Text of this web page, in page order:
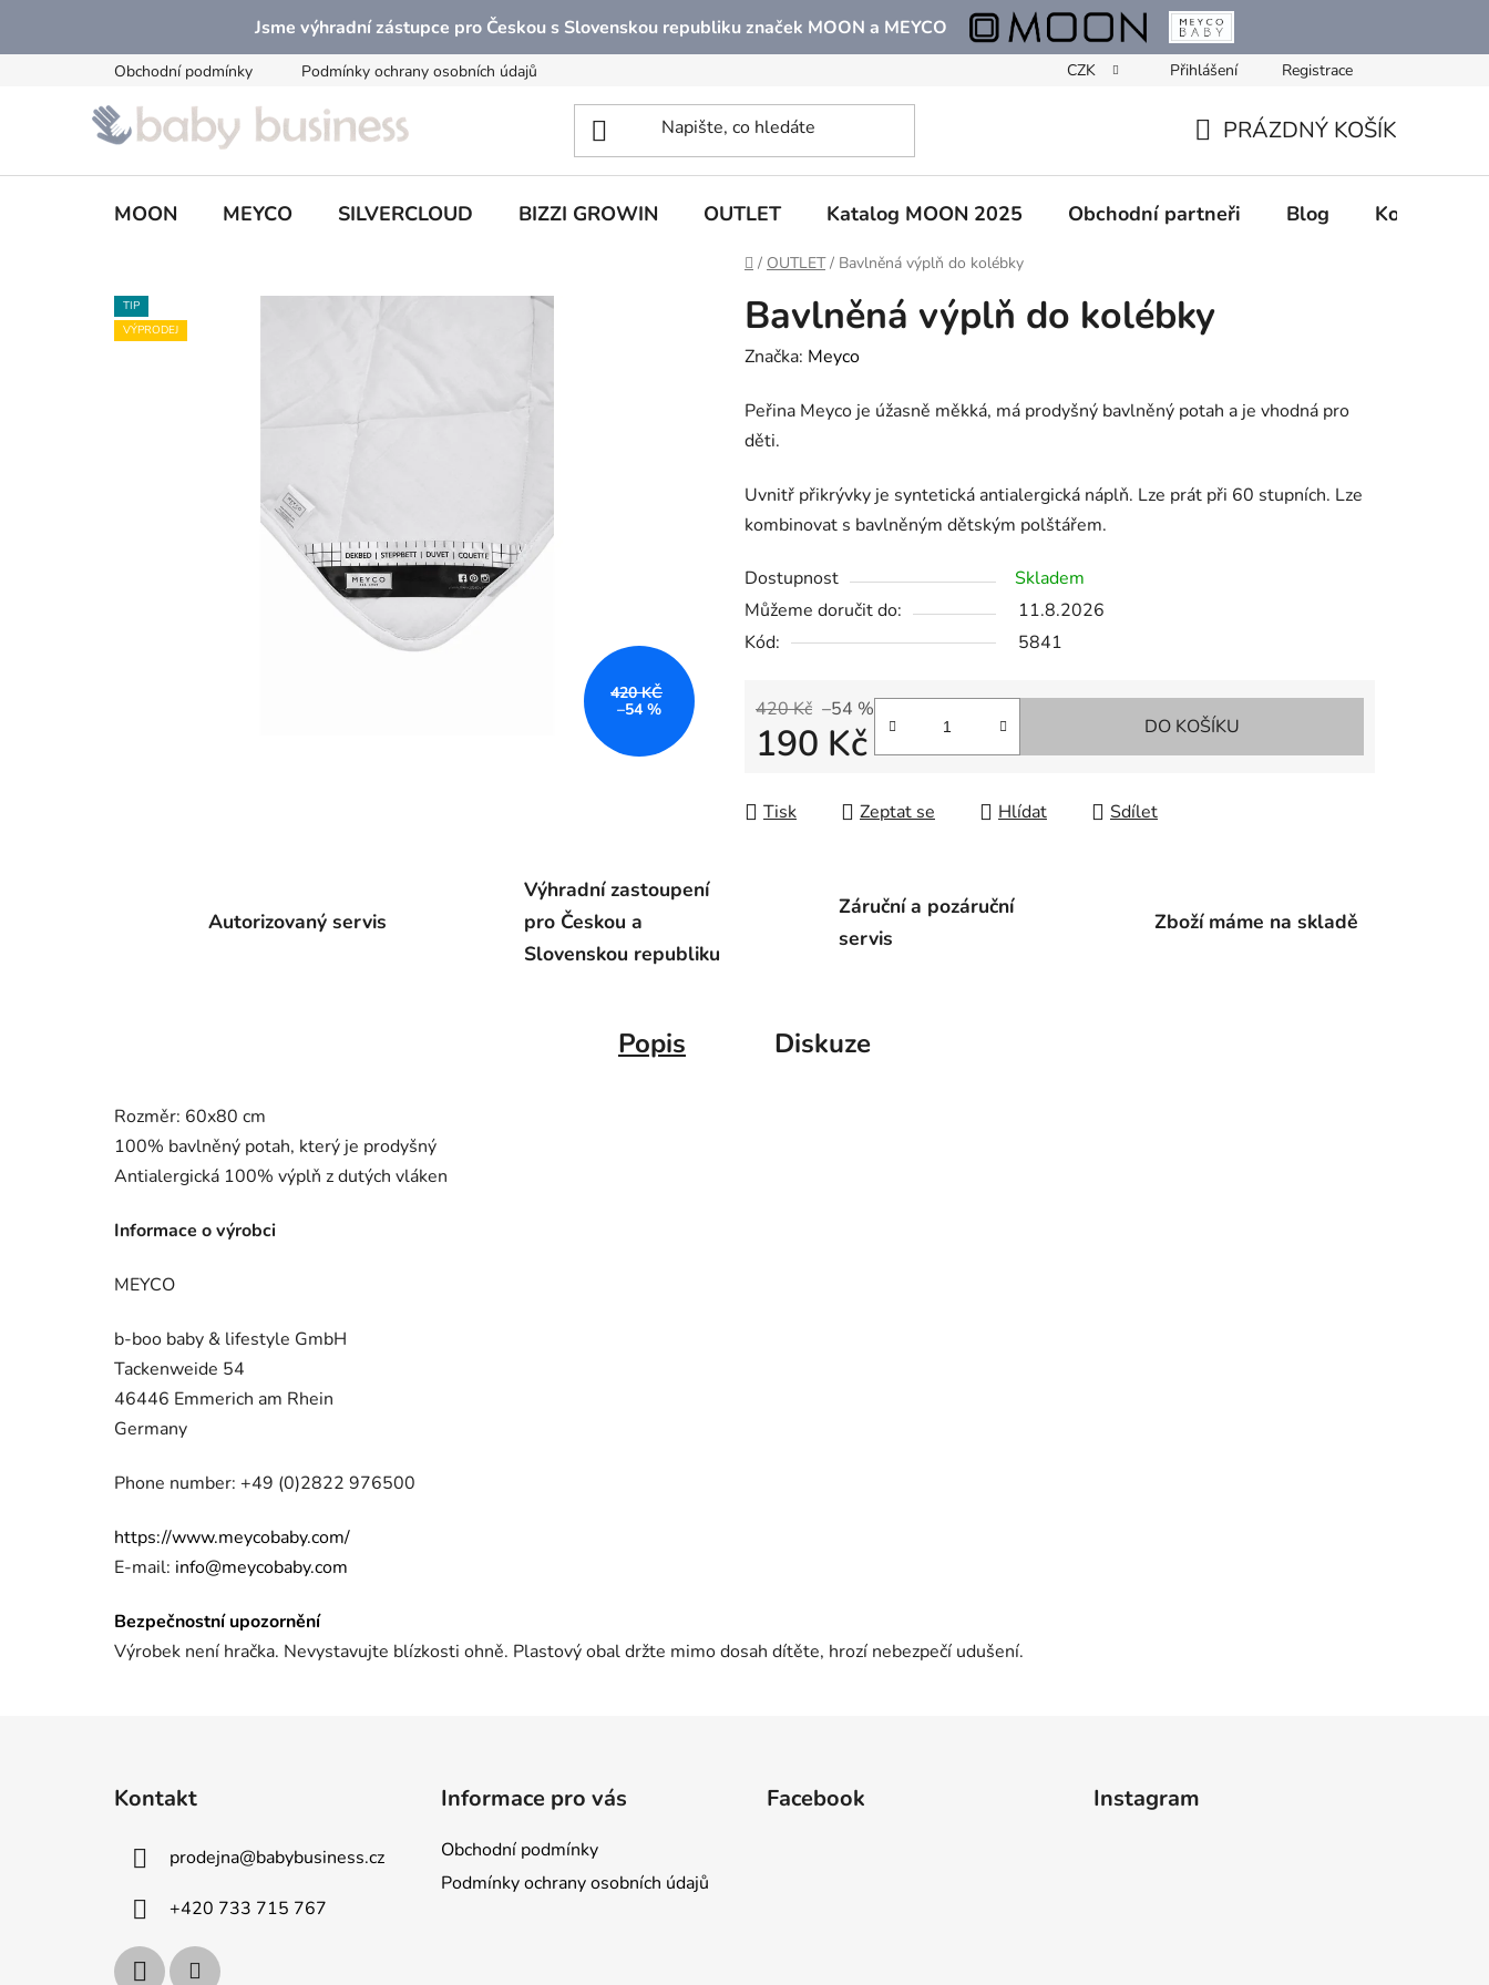
obsah
Jsme výhradní zástupce pro Českou s Slovenskou republiku značek MOON a MEYCO
Obchodní podmínky Podmínky ochrany osobních údajů CZK Přihlášení Registrace
KOŠÍK
PRÁZDNÝ KOŠÍK
MOON MEYCO SILVERCLOUD BIZZI GROWIN OUTLET Katalog MOON 2025 Obchodní partneři Blog Kontakty
Domů
/ OUTLET / Bavlněná výplň do kolébky
Bavlněná výplň do kolébky
Značka: Meyco
Peřina Meyco je úžasně měkká, má prodyšný bavlněný potah a je vhodná pro
děti.
Uvnitř přikrývky je syntetická antialergická náplň. Lze prát při 60 stupních. Lze
kombinovat s bavlněným dětským polštářem.
Dostupnost
Skladem
Můžeme doručit do:
11.8.2026
Kód:
5841
420 Kč –54 %
190 Kč DO KOŠÍKU
Tisk Zeptat se Hlídat Sdílet
TIP
VÝPRODEJ
420 KČ
–54 %
Autorizovaný servis
Výhradní zastoupení
pro Českou a
Slovenskou republiku
Záruční a pozáruční
servis
Zboží máme na skladě
Popis Diskuze
Rozměr: 60x80 cm
100% bavlněný potah, který je prodyšný
Antialergická 100% výplň z dutých vláken
Informace o výrobci
MEYCO
b-boo baby & lifestyle GmbH
Tackenweide 54
46446 Emmerich am Rhein
Germany
Phone number: +49 (0)2822 976500
https://www.meycobaby.com/
E-mail: info@meycobaby.com
Bezpečnostní upozornění
Výrobek není hračka. Nevystavujte blízkosti ohně. Plastový obal držte mimo dosah dítěte, hrozí nebezpečí udušení.
Kontakt
prodejna@babybusiness.cz
+420 733 715 767
Informace pro vás
Obchodní podmínky
Podmínky ochrany osobních údajů
Facebook Instagram